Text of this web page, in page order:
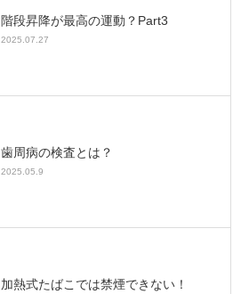
階段昇降が最高の運動？Part3
2025.07.27
歯周病の検査とは？
2025.05.9
加熱式たばこでは禁煙できない！